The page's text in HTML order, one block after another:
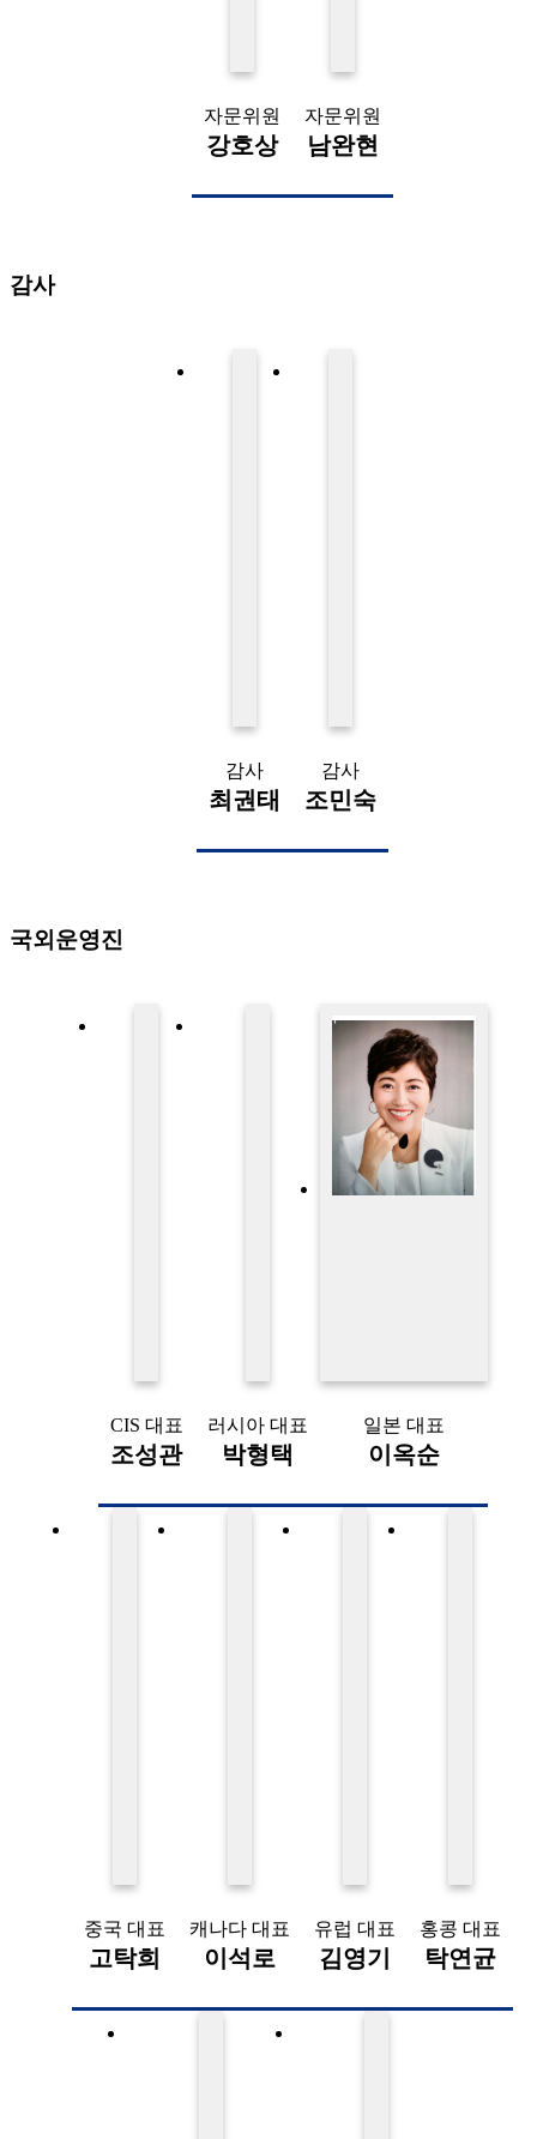
자문위원
강호상
자문위원
남완현
감사
감사
최권태
감사
조민숙
국외운영진
CIS 대표
조성관
러시아 대표
박형택
일본 대표
이옥순
중국 대표
고탁희
캐나다 대표
이석로
유럽 대표
김영기
홍콩 대표
탁연균